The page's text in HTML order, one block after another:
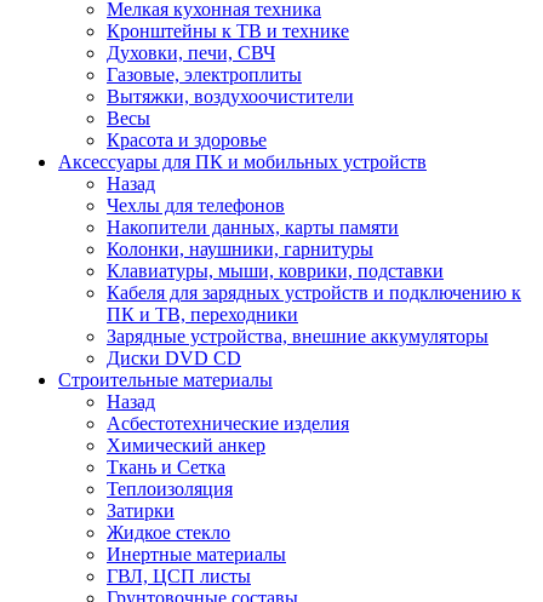
Мелкая кухонная техника
Кронштейны к ТВ и технике
Духовки, печи, СВЧ
Газовые, электроплиты
Вытяжки, воздухоочистители
Весы
Красота и здоровье
Аксессуары для ПК и мобильных устройств
Назад
Чехлы для телефонов
Накопители данных, карты памяти
Колонки, наушники, гарнитуры
Клавиатуры, мыши, коврики, подставки
Кабеля для зарядных устройств и подключению к
ПК и ТВ, переходники
Зарядные устройства, внешние аккумуляторы
Диски DVD CD
Строительные материалы
Назад
Асбестотехнические изделия
Химический анкер
Ткань и Сетка
Теплоизоляция
Затирки
Жидкое стекло
Инертные материалы
ГВЛ, ЦСП листы
Грунтовочные составы